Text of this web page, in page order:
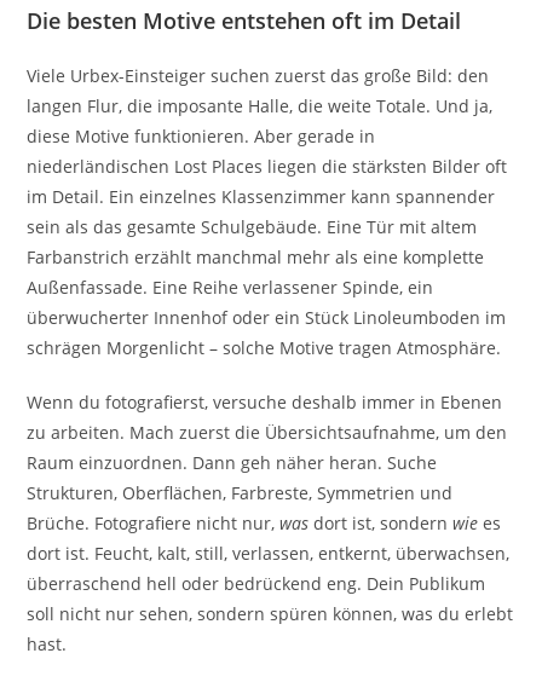
Die besten Motive entstehen oft im Detail
Viele Urbex-Einsteiger suchen zuerst das große Bild: den
langen Flur, die imposante Halle, die weite Totale. Und ja,
diese Motive funktionieren. Aber gerade in
niederländischen Lost Places liegen die stärksten Bilder oft
im Detail. Ein einzelnes Klassenzimmer kann spannender
sein als das gesamte Schulgebäude. Eine Tür mit altem
Farbanstrich erzählt manchmal mehr als eine komplette
Außenfassade. Eine Reihe verlassener Spinde, ein
überwucherter Innenhof oder ein Stück Linoleumboden im
schrägen Morgenlicht – solche Motive tragen Atmosphäre.
Wenn du fotografierst, versuche deshalb immer in Ebenen
zu arbeiten. Mach zuerst die Übersichtsaufnahme, um den
Raum einzuordnen. Dann geh näher heran. Suche
Strukturen, Oberflächen, Farbreste, Symmetrien und
Brüche. Fotografiere nicht nur,was dort ist, sondernwie es
dort ist. Feucht, kalt, still, verlassen, entkernt, überwachsen,
überraschend hell oder bedrückend eng. Dein Publikum
soll nicht nur sehen, sondern spüren können, was du erlebt
hast.